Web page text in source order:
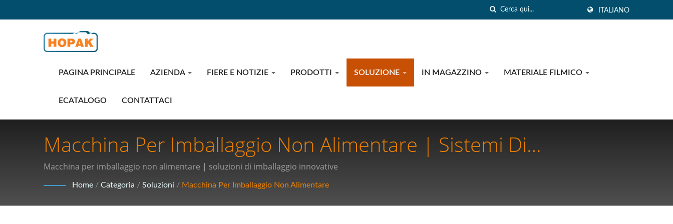
ITALIANO
PAGINA PRINCIPALE AZIENDA FIERE E NOTIZIE PRODOTTI SOLUZIONE IN MAGAZZINO MATERIALE FILMICO
ECATALOGO CONTATTACI
Macchina Per Imballaggio Non Alimentare | Sistemi Di
Imballaggio Innovativi: Elevare La Sicurezza E La Qualità
Alimentare Per Le Aziende Globali
Macchina per imballaggio non alimentare | soluzioni di imballaggio innovative
Home / Categoria / Soluzioni / Macchina Per Imballaggio Non Alimentare